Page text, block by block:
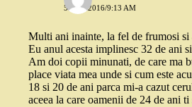
5 MAI 2016/9:13 AM
Multi ani inainte, la fel de frumosi si
Eu anul acesta implinesc 32 de ani
Am doi copii minunati, de care ma
place viata mea unde si cum este
18 si 20 de ani parca mi-a cazut
aceea la care oamenii de 24 de ani ti